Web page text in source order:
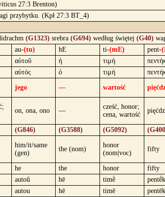
27:3 Brenton)
przybytku. (Kpł 27:3 BT_4)
(G1323) srebra (G694) według świętej (G40)
au-(tu) hE ti-(mE) pent-
αὐτοῦ ἡ τιμὴ
αὐτός ὁ τιμή
jego — wartość
on, ona, ono —
cześć, honor;
cena, wartość
(G846) (G3588) (G5092)
him/it/same
(gen)
the (nom)
honor
(nom|voc)
fifty
he the honor
fifty
autoû hē timḕ
autou hē timē